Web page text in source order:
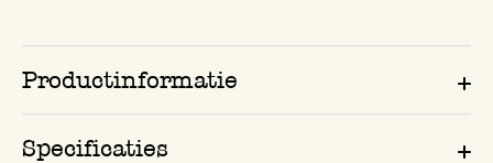
Productinformatie
Specificaties